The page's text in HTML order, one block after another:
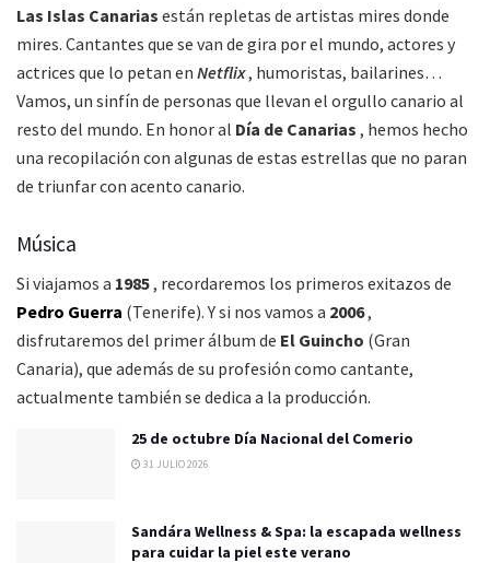
Las Islas Canarias están repletas de artistas mires donde
mires. Cantantes que se van de gira por el mundo, actores y
actrices que lo petan en Netflix, humoristas, bailarines…
Vamos, un sinfín de personas que llevan el orgullo canario al
resto del mundo. En honor al Día de Canarias , hemos hecho
una recopilación con algunas de estas estrellas que no paran
de triunfar con acento canario.
Música
Si viajamos a 1985, recordaremos los primeros exitazos de
Pedro Guerra (Tenerife).Y si nos vamos a 2006,
disfrutaremos del primer álbum de El Guincho (Gran
Canaria), que además de su profesión como cantante,
actualmente también se dedica a la producción.
25 de octubre Día Nacional del Comerio
31 JULIO 2026
Sandára Wellness & Spa: la escapada wellness
para cuidar la piel este verano